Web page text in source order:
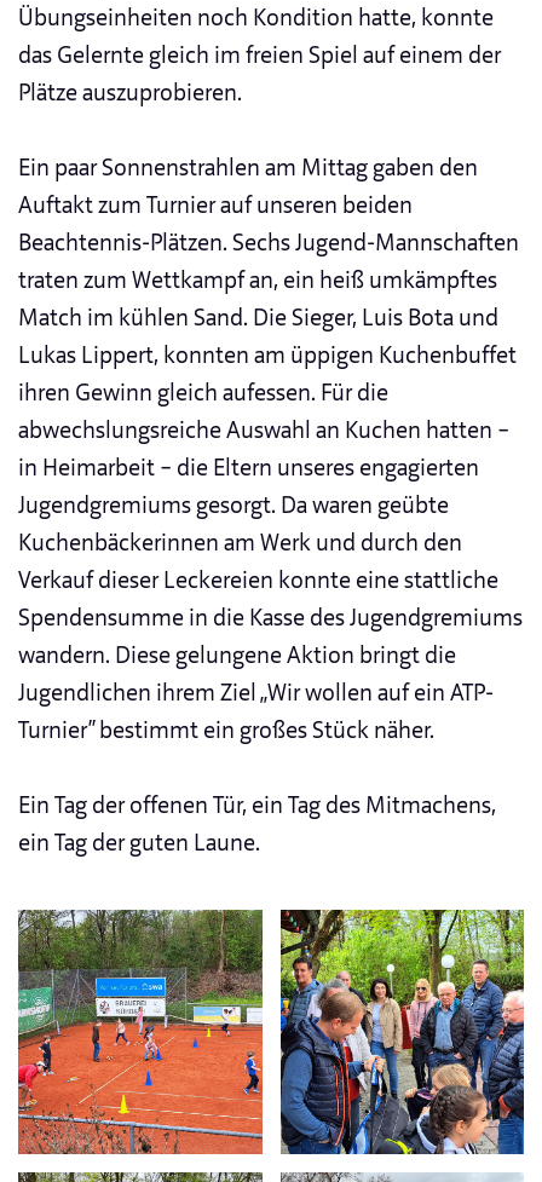
Übungseinheiten noch Kondition hatte, konnte
das Gelernte gleich im freien Spiel auf einem der
Plätze auszuprobieren.
Ein paar Sonnenstrahlen am Mittag gaben den
Auftakt zum Turnier auf unseren beiden
Beachtennis-Plätzen. Sechs Jugend-Mannschaften
traten zum Wettkampf an, ein heiß umkämpftes
Match im kühlen Sand. Die Sieger, Luis Bota und
Lukas Lippert, konnten am üppigen Kuchenbuffet
ihren Gewinn gleich aufessen. Für die
abwechslungsreiche Auswahl an Kuchen hatten –
in Heimarbeit – die Eltern unseres engagierten
Jugendgremiums gesorgt. Da waren geübte
Kuchenbäckerinnen am Werk und durch den
Verkauf dieser Leckereien konnte eine stattliche
Spendensumme in die Kasse des Jugendgremiums
wandern. Diese gelungene Aktion bringt die
Jugendlichen ihrem Ziel „Wir wollen auf ein ATP-
Turnier“ bestimmt ein großes Stück näher.
Ein Tag der offenen Tür, ein Tag des Mitmachens,
ein Tag der guten Laune.